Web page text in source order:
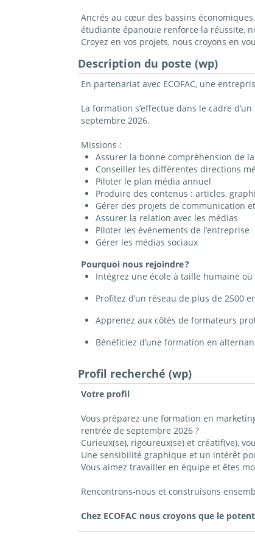
Ancrés au cœur des bassins
étudiante épanouie renforce la réussite,
Croyez en vos projets, nous croyons en
Description du poste (wp)
En partenariat avec ECOFAC, une
La formation s’effectue dans le cadre d’un
septembre 2026.
Missions :
Assurer la bonne compréhension de
Conseiller les différentes directions
Piloter le plan média annuel
Produire des contenus : articles,
Gérer des projets de communication
Assurer la relation avec les médias
Piloter les événements de l’entreprise
Gérer les médias sociaux
Pourquoi nous rejoindre?
Intégrez une école à taille humaine
Profitez d’un réseau de plus de 2500
Apprenez aux côtés de formateurs
Bénéficiez d’une formation en
Profil recherché (wp)
Votre profil
Vous préparez une formation en
rentrée de septembre 2026 ?
Curieux(se), rigoureux(se) et créatif(ve),
Une sensibilité graphique et un intérêt
Vous aimez travailler en équipe et êtes
Rencontrons-nous et construisons
Chez ECOFAC nous croyons que le